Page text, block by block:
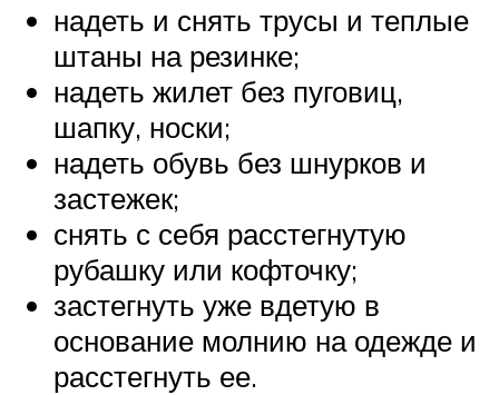
надеть и снять трусы и теплые
штаны на резинке;
надеть жилет без пуговиц,
шапку, носки;
надеть обувь без шнурков и
застежек;
снять с себя расстегнутую
рубашку или кофточку;
застегнуть уже вдетую в
основание молнию на одежде и
расстегнуть ее.